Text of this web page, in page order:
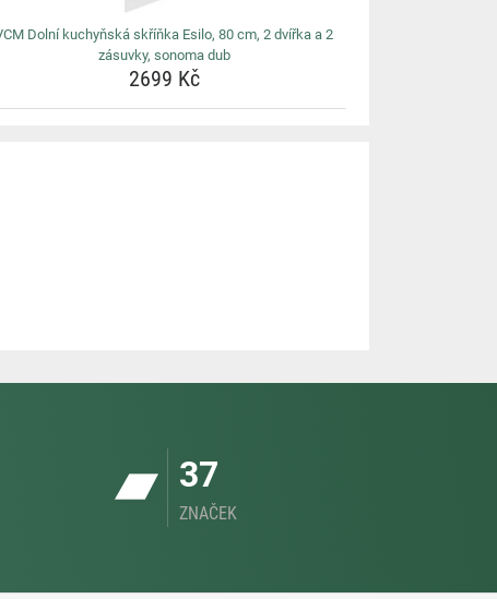
Dolní kuchyňská skříňka Esilo, 80 cm, 2 dvířka a 2
zásuvky, sonoma dub
2699 Kč
37
ZNAČEK